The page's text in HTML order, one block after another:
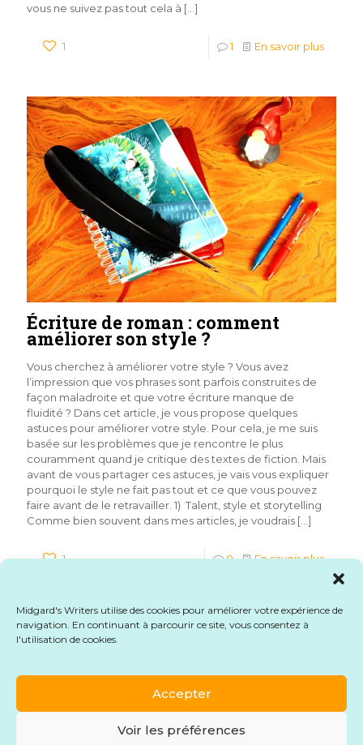
Midgard's Writers utilise des cookies pour améliorer votre expérience de
navigation. En continuant à parcourir ce site, vous consentez à
l'utilisation de cookies.
Accepter
Voir les préférences
vous ne suivez pas tout cela à […]
1 1 En savoir plus
Écriture de roman : comment
améliorer son style ?
Vous cherchez à améliorer votre style ? Vous avez
l’impression que vos phrases sont parfois construites de
façon maladroite et que votre écriture manque de
fluidité ? Dans cet article, je vous propose quelques
astuces pour améliorer votre style. Pour cela, je me suis
basée sur les problèmes que je rencontre le plus
couramment quand je critique des textes de fiction. Mais
avant de vous partager ces astuces, je vais vous expliquer
pourquoi le style ne fait pas tout et ce que vous pouvez
faire avant de le retravailler. 1) Talent, style et storytelling
Comme bien souvent dans mes articles, je voudrais […]
1 0 En savoir plus
Mentions légales - CGU - CGV - Formulaire de
rétractation